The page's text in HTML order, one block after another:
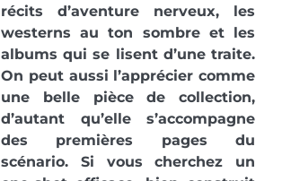
récits d’aventure nerveux, les
westerns au ton sombre et les
albums qui se lisent d’une traite.
On peut aussi l’apprécier comme
une belle pièce de collection,
d’autant qu’elle s’accompagne
des premières pages du
scénario. Si vous cherchez un